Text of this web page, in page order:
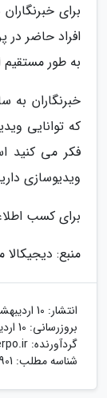
برای
افراد حاضر در
به طور
خبرنگاران به
که توانایی
فکر می کنید
ویدیوسازی
برای کسب
منبع:
انتشار: 10 اردیبهشت 1404
بروزرسانی: 10 اردیبهشت 1404
گردآورنده:
شناسه مطلب: 1901